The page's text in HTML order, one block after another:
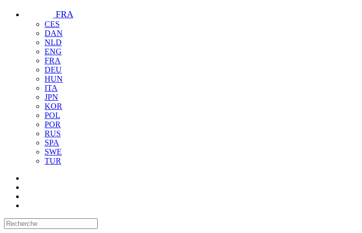
FRA
CES
DAN
NLD
ENG
FRA
DEU
HUN
ITA
JPN
KOR
POL
POR
RUS
SPA
SWE
TUR